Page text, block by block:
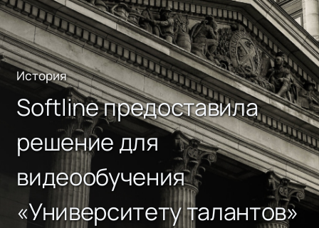
История
Softline предоставила
решение для
видеообучения
«Университету талантов»